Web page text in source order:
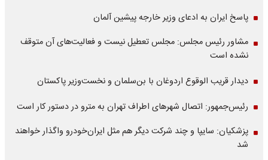
پاسخ ایران به ادعای وزیر خارجه پیشین آلمان
مشاور رئیس مجلس: مجلس تعطیل نیست و فعالیت‌های آن متوقف
نشده است
دیدار قریب الوقوع اردوغان با بن‌سلمان و نخست‌وزیر پاکستان
رئیس‌جمهور: اتصال شهرهای اطراف تهران به مترو در دستور کار است
پزشکیان: سایپا و چند شرکت دیگر هم مثل ایران‌خودرو واگذار خواهند
شد